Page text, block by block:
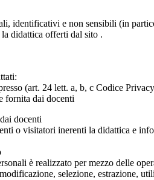
identificativi e non sensibili (in
didattica offerti dal sito .
(art. 24 lett. a, b, c Codice
fornita dai docenti
docenti
o visitatori inerenti la didattica e
è realizzato per mezzo delle
selezione, estrazione,